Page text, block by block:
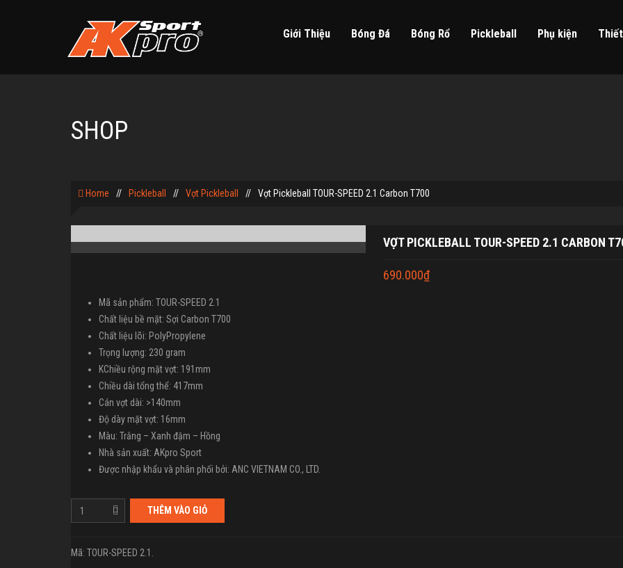
Giới Thiệu Bóng Đá Bóng Rổ Pickleball Phụ kiện
SHOP
Home // Pickleball // Vợt Pickleball // Vợt Pickleball TOUR-SPEED 2.1 Carbon T700
VỢT PICKLEBALL TOUR-SPEED 2.1 CARBON
690.000₫
Mã sản phẩm: TOUR-SPEED 2.1
Chất liệu bề mặt: Sợi Carbon T700
Chất liệu lõi: PolyPropylene
Trọng lượng: 230 gram
KChiều rộng mặt vợt: 191mm
Chiều dài tổng thể: 417mm
Cán vợt dài: >140mm
Độ dày mặt vợt: 16mm
Màu: Trắng – Xanh đậm – Hồng
Nhà sản xuất: AKpro Sport
Được nhập khẩu và phân phối bởi: ANC VIETNAM CO., LTD.
THÊM VÀO GIỎ
Mã: TOUR-SPEED 2.1